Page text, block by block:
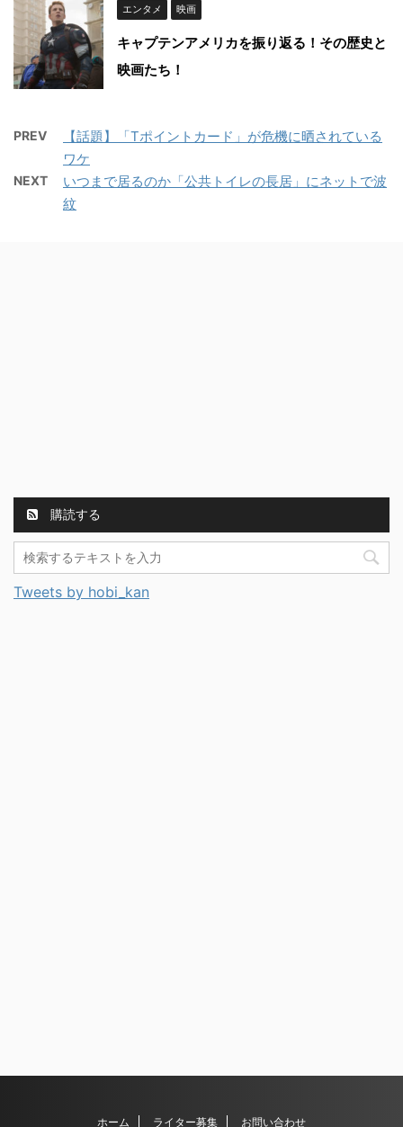
エンタメ 映画
キャプテンアメリカを振り返る！その歴史と
映画たち！
PREV
【話題】「Tポイントカード」が危機に晒されている
ワケ
NEXT
いつまで居るのか「公共トイレの長居」にネットで波
紋
購読する
Tweets by hobi_kan
ホーム ライター募集 お問い合わせ